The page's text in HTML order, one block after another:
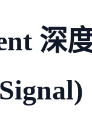
深